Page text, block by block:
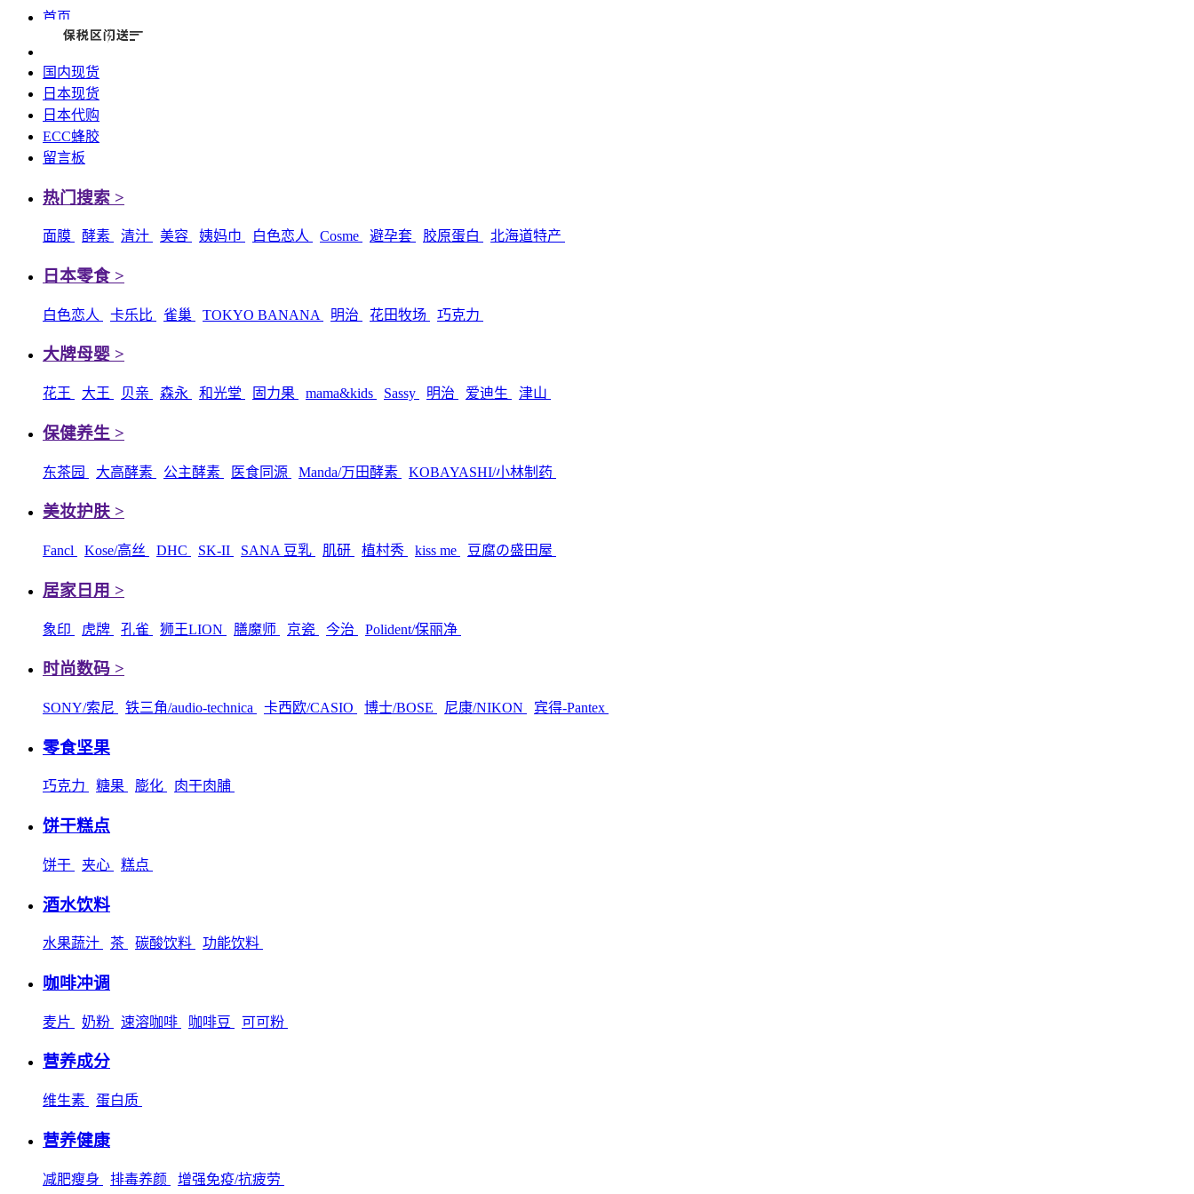
首页
国内现货
日本现货
日本代购
ECC蜂胶
留言板
热门搜索 >
面膜 酵素 清汁 美容 姨妈巾 白色恋人 Cosme 避孕套 胶原蛋白 北海道特产
日本零食 >
白色恋人 卡乐比 雀巢 TOKYO BANANA 明治 花田牧场 巧克力
大牌母婴 >
花王 大王 贝亲 森永 和光堂 固力果 mama&kids Sassy 明治 爱迪生 津山
保健养生 >
东茶园 大高酵素 公主酵素 医食同源 Manda/万田酵素 KOBAYASHI/小林制药
美妆护肤 >
Fancl Kose/高丝 DHC SK-II SANA 豆乳 肌研 植村秀 kiss me 豆腐の盛田屋
居家日用 >
象印 虎牌 孔雀 狮王LION 膳魔师 京瓷 今治 Polident/保丽净
时尚数码 >
SONY/索尼 铁三角/audio-technica 卡西欧/CASIO 博士/BOSE 尼康/NIKON 宾得-Pantex
零食坚果
巧克力 糖果 膨化 肉干肉脯
饼干糕点
饼干 夹心 糕点
酒水饮料
水果蔬汁 茶 碳酸饮料 功能饮料
咖啡冲调
麦片 奶粉 速溶咖啡 咖啡豆 可可粉
营养成分
维生素 蛋白质
营养健康
减肥瘦身 排毒养颜 增强免疫/抗疲劳